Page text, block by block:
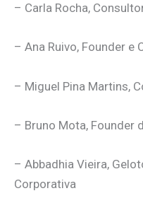
– Carla Rocha,
– Ana Ruivo, Founder e
– Miguel Pina Martins,
– Bruno Mota, Founder
– Abbadhia Vieira,
Corporativa